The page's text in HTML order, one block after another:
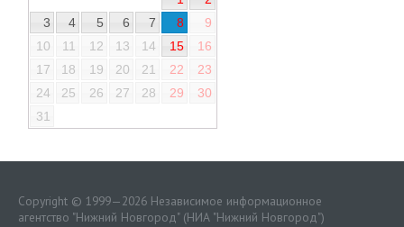
3
4 5 6 7 8
9
10
11 12 13 14 15
16
17
18 19 20 21 22
23
24
25 26 27 28 29
30
31
Copyright © 1999—2026 Независимое информационное
агентство "Нижний Новгород" (НИА "Нижний Новгород")